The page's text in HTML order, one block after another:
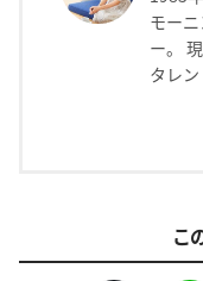
モー
ー。
タレ
こ